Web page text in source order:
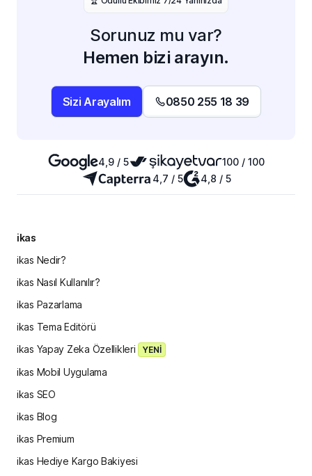
Sorunuz mu var?
Hemen bizi arayın.
Sizi Arayalım 0850 255 18 39
4,9 / 5
100 / 100
4,7 / 5
4,8 / 5
ikas
ikas Nedir?
ikas Nasıl Kullanılır?
ikas Pazarlama
ikas Tema Editörü
ikas Yapay Zeka Özellikleri
YENİ
ikas Mobil Uygulama
ikas SEO
ikas Blog
ikas Premium
ikas Hediye Kargo Bakiyesi